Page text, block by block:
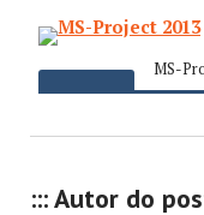
MS-
::: Autor do